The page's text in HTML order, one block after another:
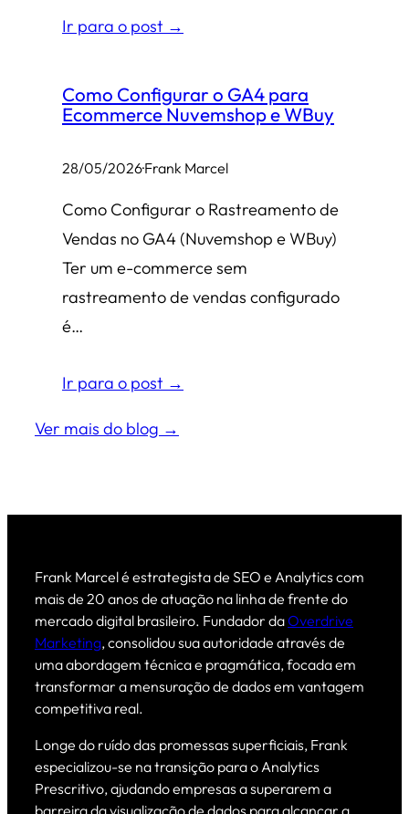
Ir para o post →
Como Configurar o GA4 para
Ecommerce Nuvemshop e WBuy
28/05/2026·Frank Marcel
Como Configurar o Rastreamento de
Vendas no GA4 (Nuvemshop e WBuy)
Ter um e-commerce sem
rastreamento de vendas configurado
é…
Ir para o post →
Ver mais do blog →
Frank Marcel é estrategista de SEO e Analytics com
mais de 20 anos de atuação na linha de frente do
mercado digital brasileiro. Fundador daOverdrive
Marketing, consolidou sua autoridade através de
uma abordagem técnica e pragmática, focada em
transformar a mensuração de dados em vantagem
competitiva real.
Longe do ruído das promessas superficiais, Frank
especializou-se na transição para o Analytics
Prescritivo, ajudando empresas a superarem a